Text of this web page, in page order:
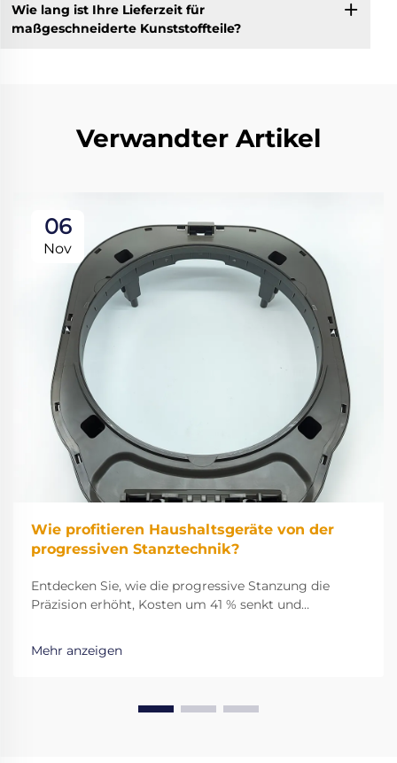
Wie lang ist Ihre Lieferzeit für
maßgeschneiderte Kunststoffteile?
Verwandter Artikel
06
Nov
Wie profitieren Haushaltsgeräte von der
progressiven Stanztechnik?
Entdecken Sie, wie die progressive Stanzung die
Präzision erhöht, Kosten um 41 % senkt und
Erfahren Sie, warum Top-Marken diesen hochgradig
effizienten Prozess wählen.
Mehr anzeigen